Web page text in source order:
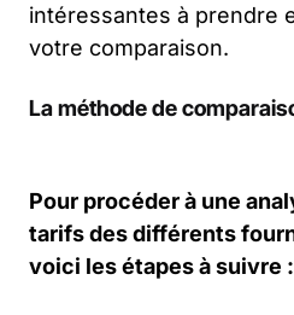
intéressantes à prendre
votre comparaison.
La méthode de
Pour procéder à une
tarifs des différents
voici les étapes à suivre :